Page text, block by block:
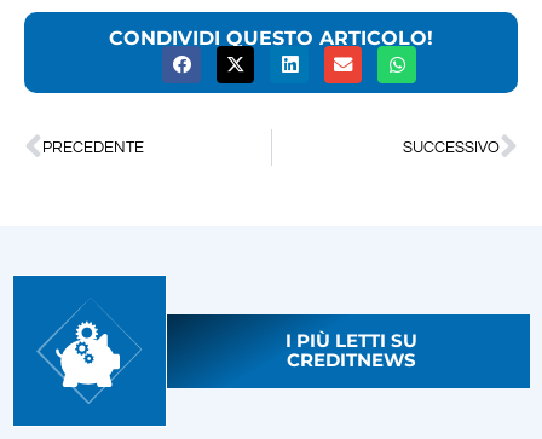
CONDIVIDI QUESTO ARTICOLO!
PRECEDENTE SUCCESSIVO
I PIÙ LETTI SU
CREDITNEWS